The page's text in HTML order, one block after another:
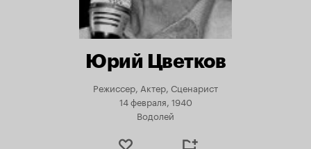
Юрий Цветков
Режиссер, Актер, Сценарист
14 февраля, 1940
Водолей